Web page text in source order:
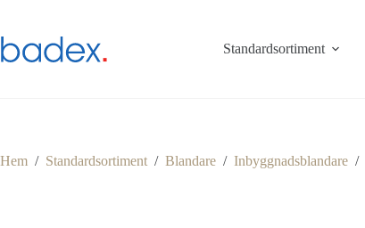
innehåll
Standardsortiment
Hem / Standardsortiment / Blandare / Inbyggnadsblandare /